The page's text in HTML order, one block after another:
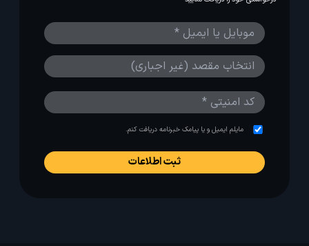
مایلم ایمیل و یا پیامک خبرنامه دریافت کنم.